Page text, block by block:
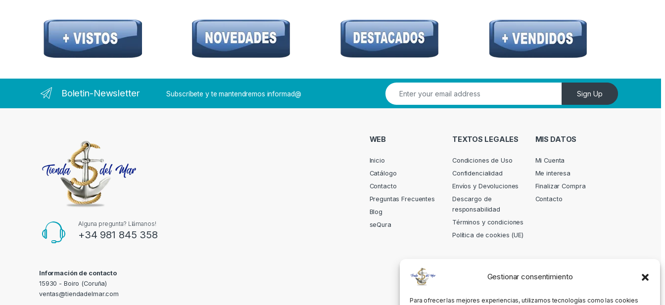
Gestionar consentimiento
Para ofrecer las mejores experiencias, utilizamos tecnologías como las cookies
Boletin-Newsletter Subscríbete y te mantendremos informad@ Sign Up
Alguna pregunta? Llámanos!
+34 981 845 358
Información de contacto
15930 - Boiro (Coruña)
ventas@tiendadelmar.com
WEB
Inicio
Catálogo
Contacto
Preguntas Frecuentes
Blog
seQura
TEXTOS LEGALES
Condiciones de Uso
Confidencialidad
Envíos y Devoluciones
Descargo de
responsabilidad
Términos y condiciones
Política de cookies (UE)
MIS DATOS
Mi Cuenta
Me interesa
Finalizar Compra
Contacto